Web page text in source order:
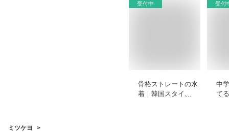
受付中
骨格ストレートの水
着｜韓国スタイルで
受付
中
て
ミツケヨ